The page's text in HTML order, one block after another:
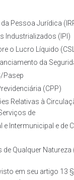
Pessoa Jurídica
Industrializados (IPI)
o Lucro Líquido
da
Pasep
(CPP)
Relativas à
de
e Intermunicipal e de
Qualquer Natureza
em seu artigo 13 §